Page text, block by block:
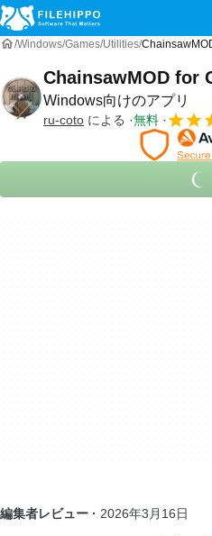
Windows Games Utilities
ChainsawMOD for
Windows向けのアプリ
ru-coto による 無料
編集者レビュー · 2026年3月16日